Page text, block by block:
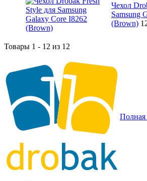
Чехол
Samsung
(Brown)
Товары 1 - 12 из 12
Полная